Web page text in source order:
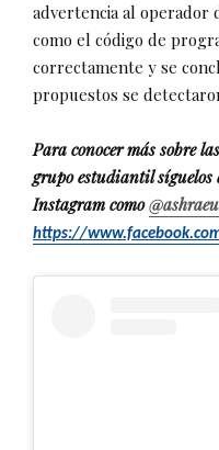
advertencia al operador
como el código de
correctamente y se
propuestos se
Para conocer más sobre
grupo estudiantil síguelos
Instagram como
https://